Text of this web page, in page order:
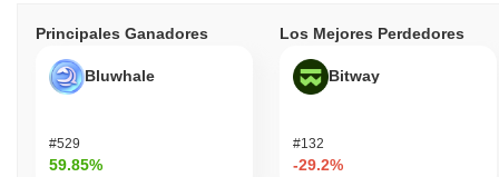
Principales Ganadores
Bluwhale
#529
59.85%
Los Mejores Perdedores
Bitway
#132
-29.2%